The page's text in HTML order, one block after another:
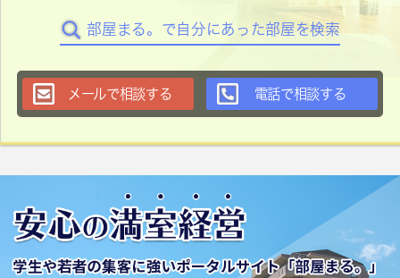
部屋まる。で自分にあった部屋を検索
メールで相談する 電話で相談する